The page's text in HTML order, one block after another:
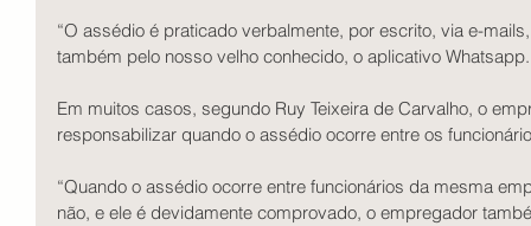
“O assédio é praticado verbalmente, por escrito, via e-
também pelo nosso velho conhecido, o aplicativo
Em muitos casos, segundo Ruy Teixeira de Carvalho, o
responsabilizar quando o assédio ocorre entre os
“Quando o assédio ocorre entre funcionários da mesma
não, e ele é devidamente comprovado, o empregador